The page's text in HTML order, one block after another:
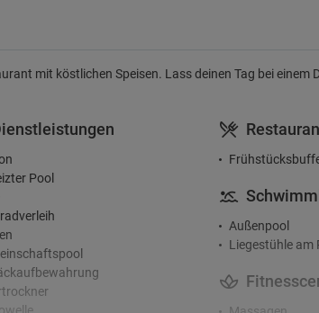
mit köstlichen Speisen. Lass deinen Tag bei einem
Pool
Außenpool
Liegestühle am